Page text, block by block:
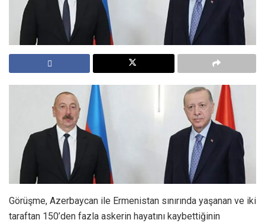
Görüşme, Azerbaycan ile Ermenistan sınırında yaşanan ve iki
taraftan 150’den fazla askerin hayatını kaybettiğinin